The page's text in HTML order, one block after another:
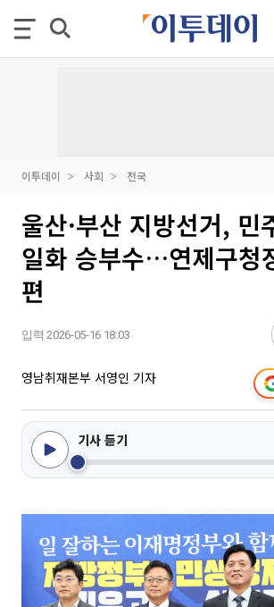
이투데이 사회 전국
울산·부산 지방선거, 민
일화 승부수…연제구청
편
입력 2026-05-16 18:03
영남취재본부 서영인 기자
기사 듣기